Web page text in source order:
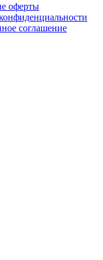
оферты
соглашение